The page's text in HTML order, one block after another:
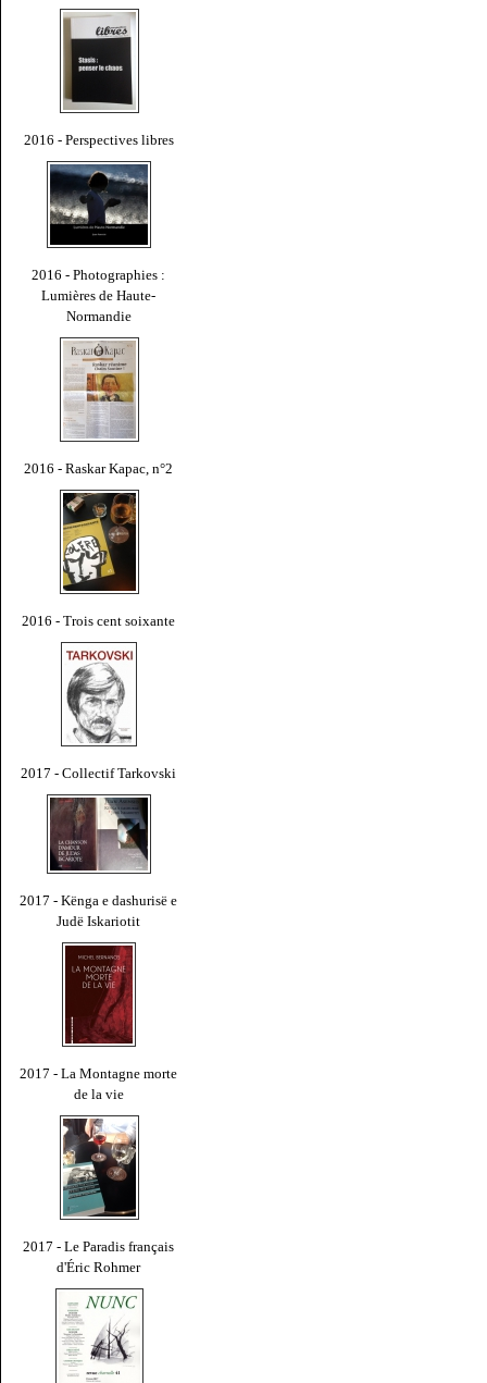
2016 - Perspectives libres
2016 - Photographies :
Lumières de Haute-
Normandie
2016 - Raskar Kapac, n°2
2016 - Trois cent soixante
2017 - Collectif Tarkovski
2017 - Kënga e dashurisë e
Judë Iskariotit
2017 - La Montagne morte
de la vie
2017 - Le Paradis français
d'Éric Rohmer